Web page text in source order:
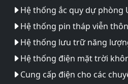
Hệ thống ắc quy dự phòng
Hệ thống pin tháp viễn
Hệ thống lưu trữ năng
Hệ thống điện mặt trời
Cung cấp điện cho các